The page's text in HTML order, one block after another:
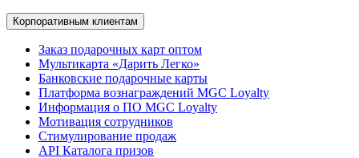
Корпоративным клиентам
Заказ подарочных карт оптом
Мультикарта «Дарить Легко»
Банковские подарочные карты
Платформа вознаграждений MGC Loyalty
Информация о ПО MGC Loyalty
Мотивация сотрудников
Стимулирование продаж
API Каталога призов